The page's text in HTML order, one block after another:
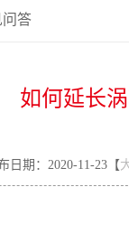
问答
如何延长
日期：2020-11-23【